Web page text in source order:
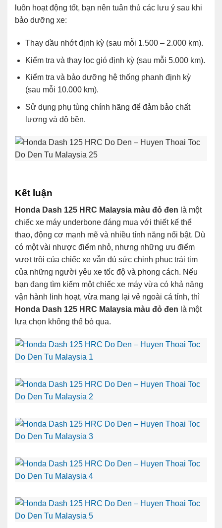
luôn hoạt động tốt, bạn nên tuân thủ các lưu ý sau khi
bảo dưỡng xe:
Thay dầu nhớt định kỳ (sau mỗi 1.500 – 2.000 km).
Kiểm tra và thay lọc gió định kỳ (sau mỗi 5.000 km).
Kiểm tra và bảo dưỡng hệ thống phanh định kỳ
(sau mỗi 10.000 km).
Sử dụng phụ tùng chính hãng để đảm bảo chất
lượng và độ bền.
Kết luận
Honda Dash 125 HRC Malaysia màu đỏ đen là một
chiếc xe máy underbone đáng mua với thiết kế thể
thao, động cơ mạnh mẽ và nhiều tính năng nổi bật. Dù
có một vài nhược điểm nhỏ, nhưng những ưu điểm
vượt trội của chiếc xe vẫn đủ sức chinh phục trái tim
của những người yêu xe tốc độ và phong cách. Nếu
bạn đang tìm kiếm một chiếc xe máy vừa có khả năng
vận hành linh hoạt, vừa mang lại vẻ ngoài cá tính, thì
Honda Dash 125 HRC Malaysia màu đỏ đen là một
lựa chọn không thể bỏ qua.